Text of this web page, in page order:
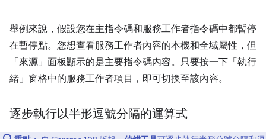
舉例來說，假設您在主指令碼和服務工作者指令碼中都暫停
在暫停點。您想查看服務工作者內容的本機和全域屬性，但
「來源」面板顯示的是主要指令碼內容。只要按一下「執行
緒」窗格中的服務工作者項目，即可切換至該內容。
逐步執行以半形逗號分隔的運算式